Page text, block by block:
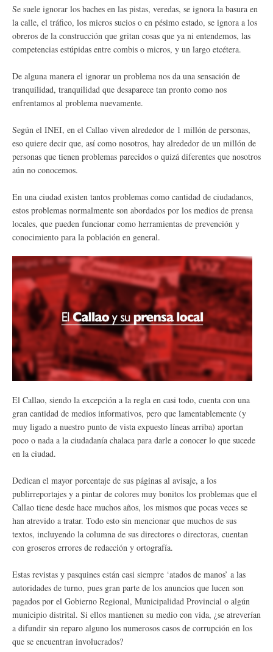
Se suele ignorar los baches en las pistas, veredas, se ignora la basura en
la calle, el tráfico, los micros sucios o en pésimo estado, se ignora a los
obreros de la construcción que gritan cosas que ya ni entendemos, las
competencias estúpidas entre combis o micros, y un largo etcétera.
De alguna manera el ignorar un problema nos da una sensación de
tranquilidad, tranquilidad que desaparece tan pronto como nos
enfrentamos al problema nuevamente.
Según el INEI, en el Callao viven alrededor de 1 millón de personas,
eso quiere decir que, así como nosotros, hay alrededor de un millón de
personas que tienen problemas parecidos o quizá diferentes que nosotros
aún no conocemos.
En una ciudad existen tantos problemas como cantidad de ciudadanos,
estos problemas normalmente son abordados por los medios de prensa
locales, que pueden funcionar como herramientas de prevención y
conocimiento para la población en general.
El Callao, siendo la excepción a la regla en casi todo, cuenta con una
gran cantidad de medios informativos, pero que lamentablemente (y
muy ligado a nuestro punto de vista expuesto líneas arriba) aportan
poco o nada a la ciudadanía chalaca para darle a conocer lo que sucede
en la ciudad.
Dedican el mayor porcentaje de sus páginas al avisaje, a los
publirreportajes y a pintar de colores muy bonitos los problemas que el
Callao tiene desde hace muchos años, los mismos que pocas veces se
han atrevido a tratar. Todo esto sin mencionar que muchos de sus
textos, incluyendo la columna de sus directores o directoras, cuentan
con groseros errores de redacción y ortografía.
Estas revistas y pasquines están casi siempre ‘atados de manos’ a las
autoridades de turno, pues gran parte de los anuncios que lucen son
pagados por el Gobierno Regional, Municipalidad Provincial o algún
municipio distrital. Si ellos mantienen su medio con vida, ¿se atreverían
a difundir sin reparo alguno los numerosos casos de corrupción en los
que se encuentran involucrados?